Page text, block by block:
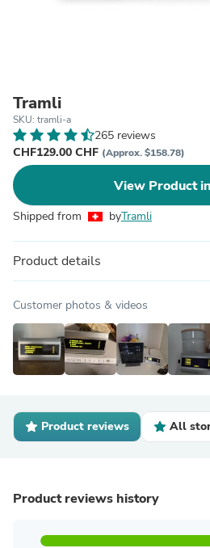
Tramli
SKU: tramli-a
265 reviews
CHF129.00 CHF (Approx. $158.78)
View Product
Shipped from byTramli
Product details
Customer photos & videos
Product reviews All
Product reviews history